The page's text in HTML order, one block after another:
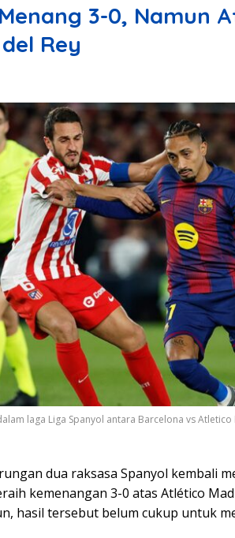
3-0, Namun
Rey
laga Liga Spanyol antara Barcelona vs
dua raksasa Spanyol kembali
kemenangan 3-0 atas Atlético
hasil tersebut belum cukup untuk